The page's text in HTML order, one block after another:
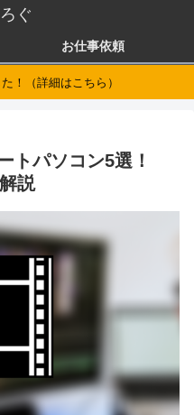
ぐ
お仕事依頼
！（詳細はこちら）
トパソコン5選！
説